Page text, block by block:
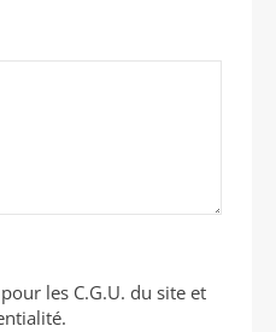
les C.G.U. du site et